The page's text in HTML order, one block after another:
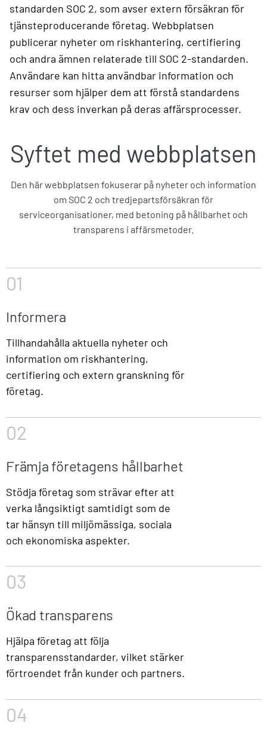
standarden SOC 2, som avser extern försäkran för
tjänsteproducerande företag. Webbplatsen
publicerar nyheter om riskhantering, certifiering
och andra ämnen relaterade till SOC 2-standarden.
Användare kan hitta användbar information och
resurser som hjälper dem att förstå standardens
krav och dess inverkan på deras affärsprocesser.
Syftet med webbplatsen
Den här webbplatsen fokuserar på nyheter och information
om SOC 2 och tredjepartsförsäkran för
serviceorganisationer, med betoning på hållbarhet och
transparens i affärsmetoder.
01
Informera
Tillhandahålla aktuella nyheter och
information om riskhantering,
certifiering och extern granskning för
företag.
02
Främja företagens hållbarhet
Stödja företag som strävar efter att
verka långsiktigt samtidigt som de
tar hänsyn till miljömässiga, sociala
och ekonomiska aspekter.
03
Ökad transparens
Hjälpa företag att följa
transparensstandarder, vilket stärker
förtroendet från kunder och partners.
04